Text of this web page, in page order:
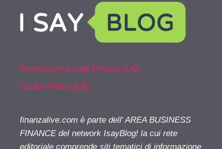
Dichiarazione sulla Privacy (UE)
Cookie Policy (UE)
finanzalive.com è parte dell' AREA BUSINESS
FINANCE del network IsayBlog! la cui rete
editoriale comprende siti tematici di informazione